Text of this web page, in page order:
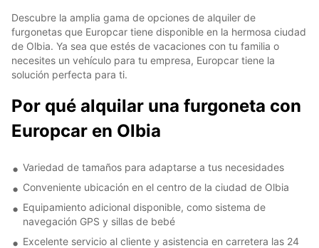
Descubre la amplia gama de opciones de alquiler de
furgonetas que Europcar tiene disponible en la hermosa ciudad
de Olbia. Ya sea que estés de vacaciones con tu familia o
necesites un vehículo para tu empresa, Europcar tiene la
solución perfecta para ti.
Por qué alquilar una furgoneta con
Europcar en Olbia
Variedad de tamaños para adaptarse a tus necesidades
Conveniente ubicación en el centro de la ciudad de Olbia
Equipamiento adicional disponible, como sistema de
navegación GPS y sillas de bebé
Excelente servicio al cliente y asistencia en carretera las 24